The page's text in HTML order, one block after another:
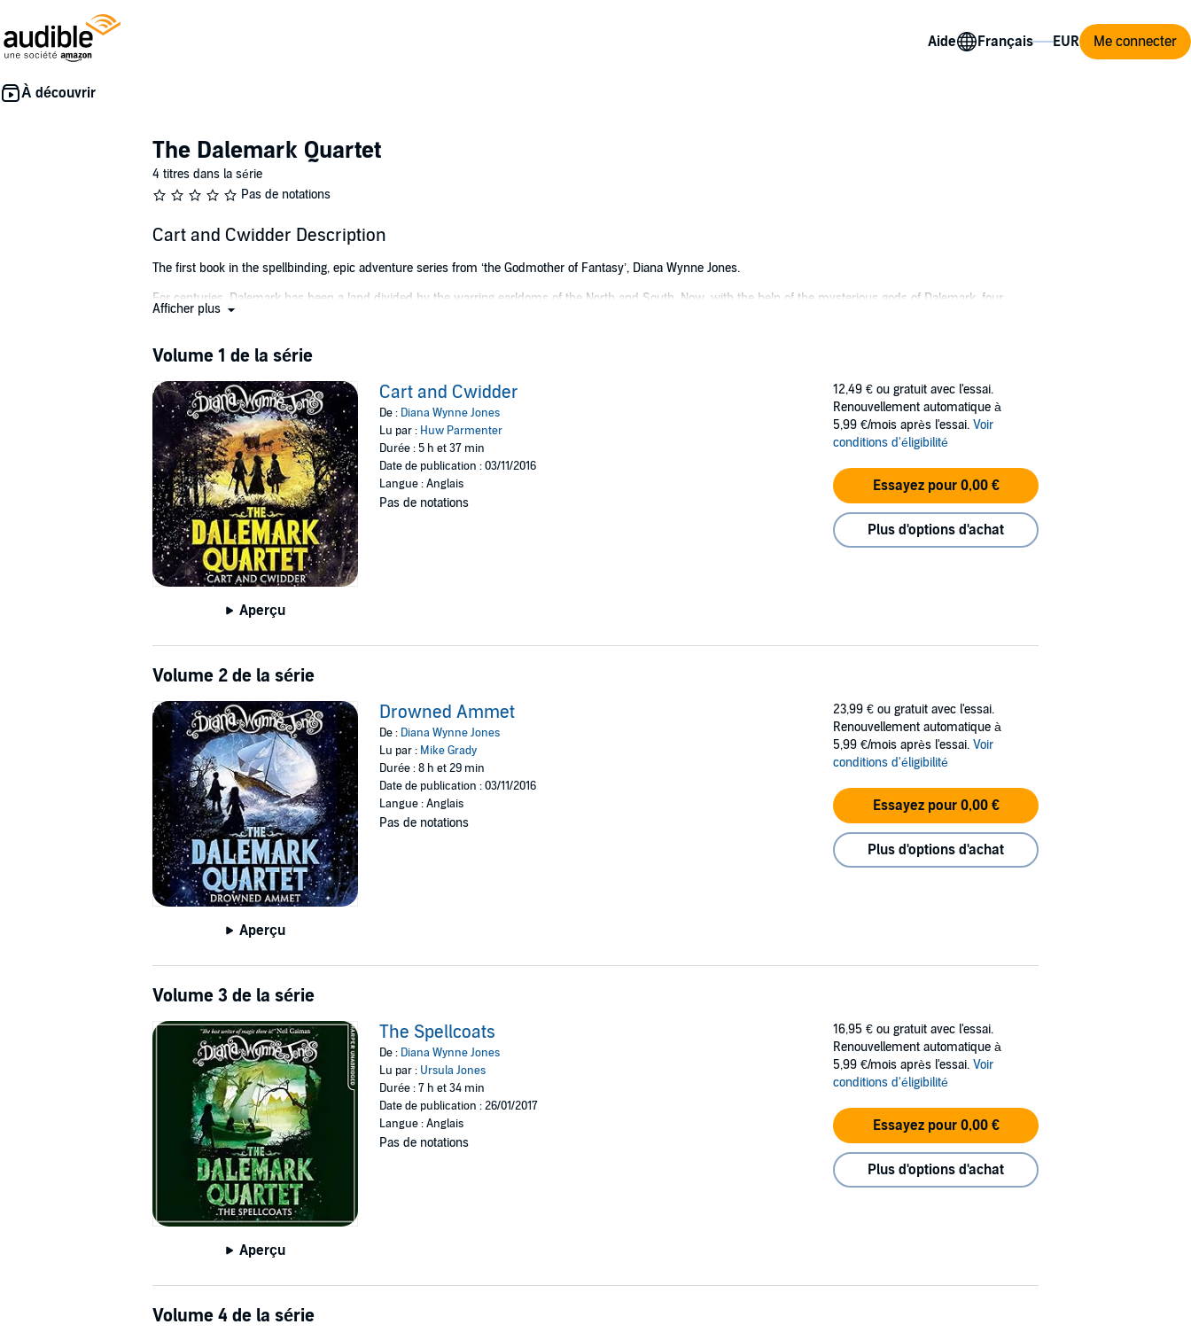
Aide Me connecter
The Dalemark Quartet
4 titres dans la série
Pas de notations
Cart and Cwidder Description
The first book in the spellbinding, epic adventure series from ‘the Godmother of Fantasy’, Diana Wynne Jones.
For centuries, Dalemark has been a land divided by the warring earldoms of the North and South. Now, with the help of the mysterious gods of Dalemark, four
extraordinary young people must join forces to reunify their beloved home.
When twelve-year-old Moril’s father is murdered by soldiers, Moril inherits his ancient cwidder – a musical instrument with a mysterious past. As Moril and his
siblings embark on a dangerous journey to escape the evil forces around them, he gradually learns how to channel the cwidder’s strange and powerful magic. But is
it enough to protect those he loves from the looming threat of war?
Afficher plus
Volume 1 de la série
Aperçu
Cart and Cwidder
De : Diana Wynne Jones
Lu par : Huw Parmenter
Durée : 5 h et 37 min
Date de publication : 03/11/2016
Langue : Anglais
Pas de notations
12,49 € ou gratuit avec l'essai.
Renouvellement automatique à
5,99 €/mois après l'essai. Voir
conditions d'éligibilité
Essayez pour 0,00 €
Plus d'options d'achat
Volume 2 de la série
Aperçu
Drowned Ammet
De : Diana Wynne Jones
Lu par : Mike Grady
Durée : 8 h et 29 min
Date de publication : 03/11/2016
Langue : Anglais
Pas de notations
23,99 € ou gratuit avec l'essai.
Renouvellement automatique à
5,99 €/mois après l'essai. Voir
conditions d'éligibilité
Essayez pour 0,00 €
Plus d'options d'achat
Volume 3 de la série
Aperçu
The Spellcoats
De : Diana Wynne Jones
Lu par : Ursula Jones
Durée : 7 h et 34 min
Date de publication : 26/01/2017
Langue : Anglais
Pas de notations
16,95 € ou gratuit avec l'essai.
Renouvellement automatique à
5,99 €/mois après l'essai. Voir
conditions d'éligibilité
Essayez pour 0,00 €
Plus d'options d'achat
Volume 4 de la série